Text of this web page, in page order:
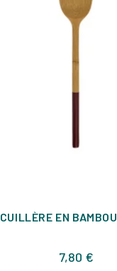
CUILLÈRE EN
7,80 €Prix